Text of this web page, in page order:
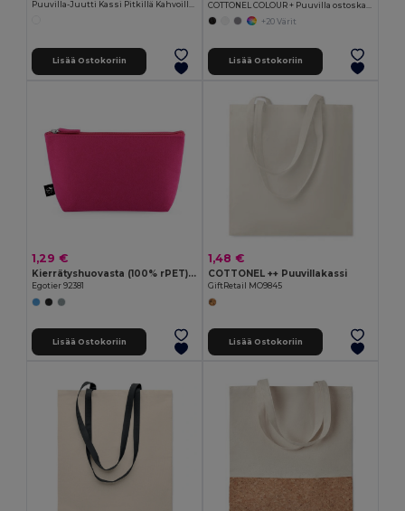
Lisää Ostokoriin
+20 Värit
Lisää Ostokoriin
1,29 €
Kierrätyshuovasta (100% rPET) valmistettu monikäyttölaukku
Egotier 92381
Lisää Ostokoriin
1,48 €
COTTONEL ++ Puuvillakassi
GiftRetail MO9845
Lisää Ostokoriin